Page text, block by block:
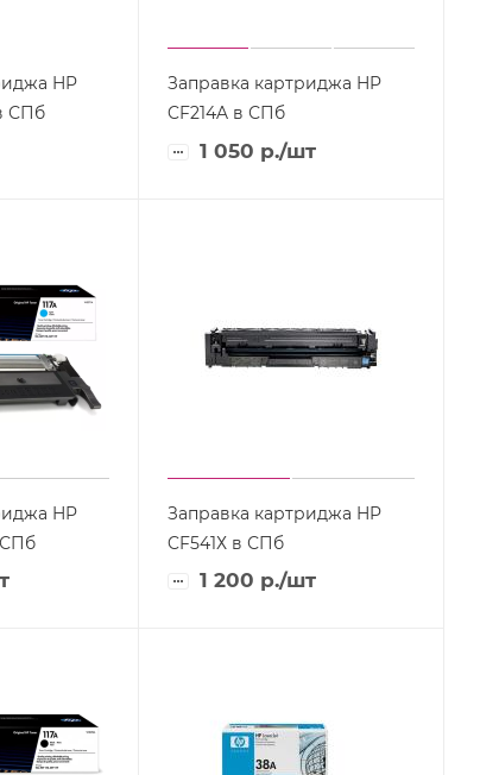
HP
(без чипа) в СПб
Заправка картриджа HP
CF214A в СПб
1 050 р./шт
HP
СПб
Заправка картриджа HP
CF541Х в СПб
1 200 р./шт